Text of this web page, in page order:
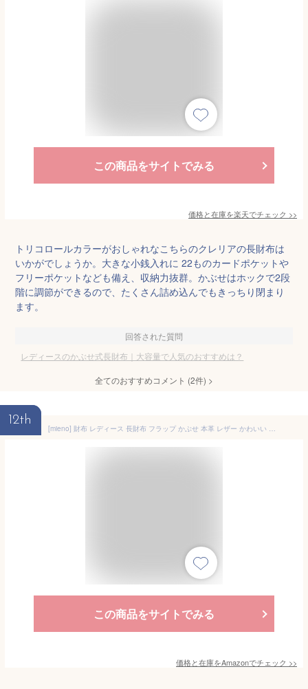
この商品をサイトでみる
価格と在庫を楽天でチェック >>
トリコロールカラーがおしゃれなこちらのクレリアの長財布は
いかがでしょうか。大きな小銭入れに 22ものカードポケットや
フリーポケットなども備え、収納力抜群。かぶせはホックで2段
階に調節ができるので、たくさん詰め込んでもきっちり閉まり
ます。
回答された質問
レディースのかぶせ式長財布｜大容量で人気のおすすめは？
全てのおすすめコメント (2件) >
12th
[mieno] 財布 レディース 長財布 フラップ かぶせ 本革 レザー かわいい おしゃれ (トープ)
この商品をサイトでみる
価格と在庫をAmazonでチェック >>